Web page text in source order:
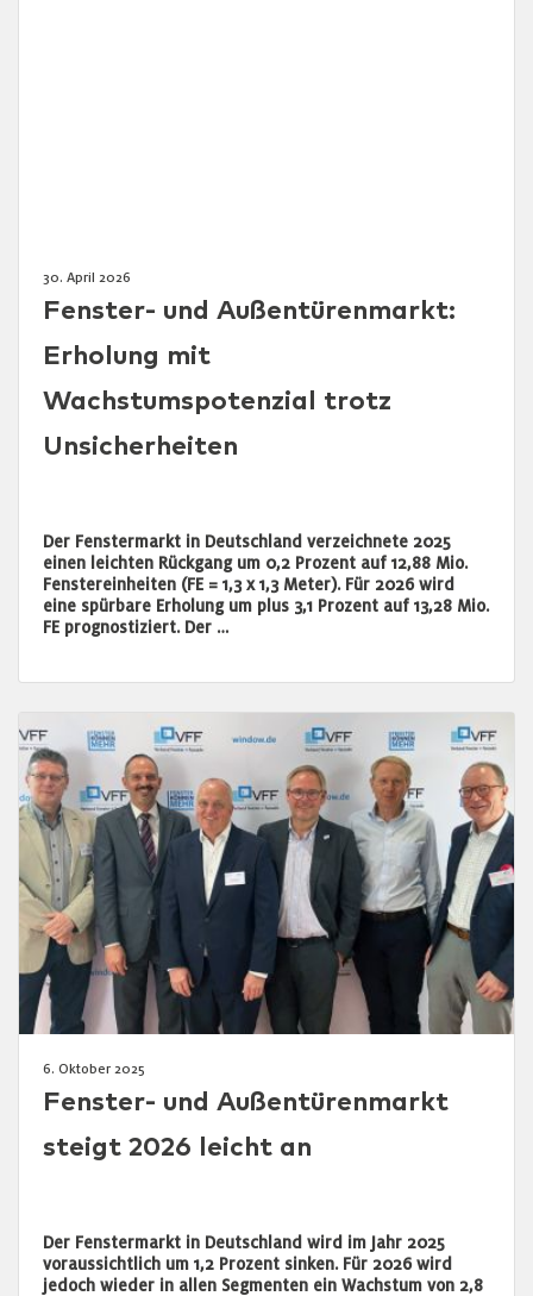
30. April 2026
Fenster- und Außentürenmarkt:
Erholung mit
Wachstumspotenzial trotz
Unsicherheiten
Der Fenstermarkt in Deutschland verzeichnete 2025
einen leichten Rückgang um 0,2 Prozent auf 12,88 Mio.
Fenstereinheiten (FE = 1,3 x 1,3 Meter). Für 2026 wird
eine spürbare Erholung um plus 3,1 Prozent auf 13,28 Mio.
FE prognostiziert. Der …
6. Oktober 2025
Fenster- und Außentürenmarkt
steigt 2026 leicht an
Der Fenstermarkt in Deutschland wird im Jahr 2025
voraussichtlich um 1,2 Prozent sinken. Für 2026 wird
jedoch wieder in allen Segmenten ein Wachstum von 2,8